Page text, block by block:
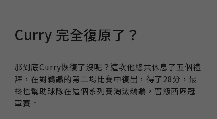
Curry 完全復原了？
那到底Curry恢復了沒呢？這次他總共休息了五個禮
拜，在對鵜鶘的第二場比賽中復出，得了28分，最
終也幫助球隊在這個系列賽淘汰鵜鶘，晉級西區冠
軍賽。